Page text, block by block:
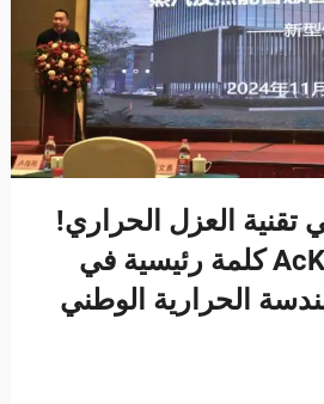
في تقنية العزل الحراري!
تُلقي AcKaM كلمة رئيسية في
الحرارية الوطني